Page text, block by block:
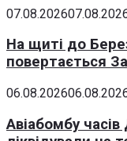
07.08.2026
На щиті до
повертається
06.08.2026
Авіабомбу часів